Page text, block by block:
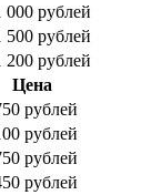
000 рублей
500 рублей
200 рублей
Цена
рублей
рублей
рублей
рублей